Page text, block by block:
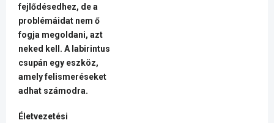
fejlődésedhez, de a
problémáidat nem ő
fogja megoldani, azt
neked kell. A labirintus
csupán egy eszköz,
amely felismeréseket
adhat számodra.
Életvezetési